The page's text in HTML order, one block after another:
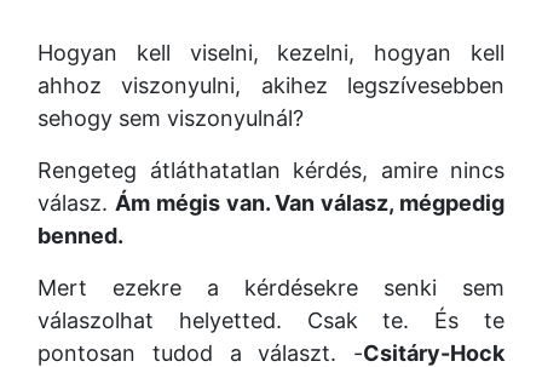
Hogyan kell viselni, kezelni, hogyan kell
ahhoz viszonyulni, akihez legszívesebben
sehogy sem viszonyulnál?
Rengeteg átláthatatlan kérdés, amire nincs
válasz. Ám mégis van. Van válasz, mégpedig
benned.
Mert ezekre a kérdésekre senki sem
válaszolhat helyetted. Csak te. És te
pontosan tudod a választ. -Csitáry-Hock